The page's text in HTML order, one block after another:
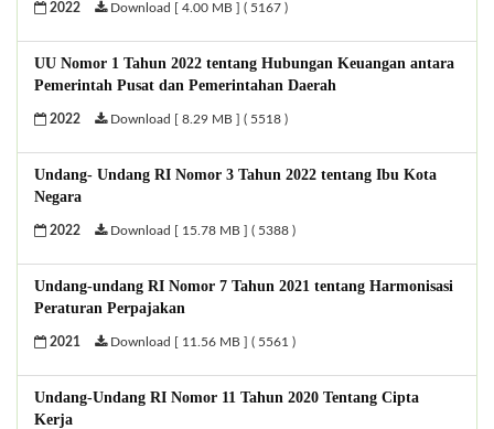
2022 Download [ 4.00 MB ] ( 5167 )
UU Nomor 1 Tahun 2022 tentang Hubungan Keuangan antara
Pemerintah Pusat dan Pemerintahan Daerah
2022 Download [ 8.29 MB ] ( 5518 )
Undang- Undang RI Nomor 3 Tahun 2022 tentang Ibu Kota
Negara
2022 Download [ 15.78 MB ] ( 5388 )
Undang-undang RI Nomor 7 Tahun 2021 tentang Harmonisasi
Peraturan Perpajakan
2021 Download [ 11.56 MB ] ( 5561 )
Undang-Undang RI Nomor 11 Tahun 2020 Tentang Cipta
Kerja